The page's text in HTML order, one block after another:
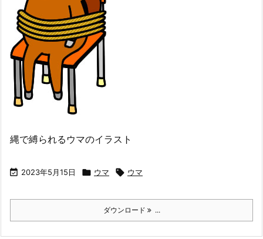
縄で縛られるウマのイラスト
 2023年5月15日  ウマ  ウマ
ダウンロード ...